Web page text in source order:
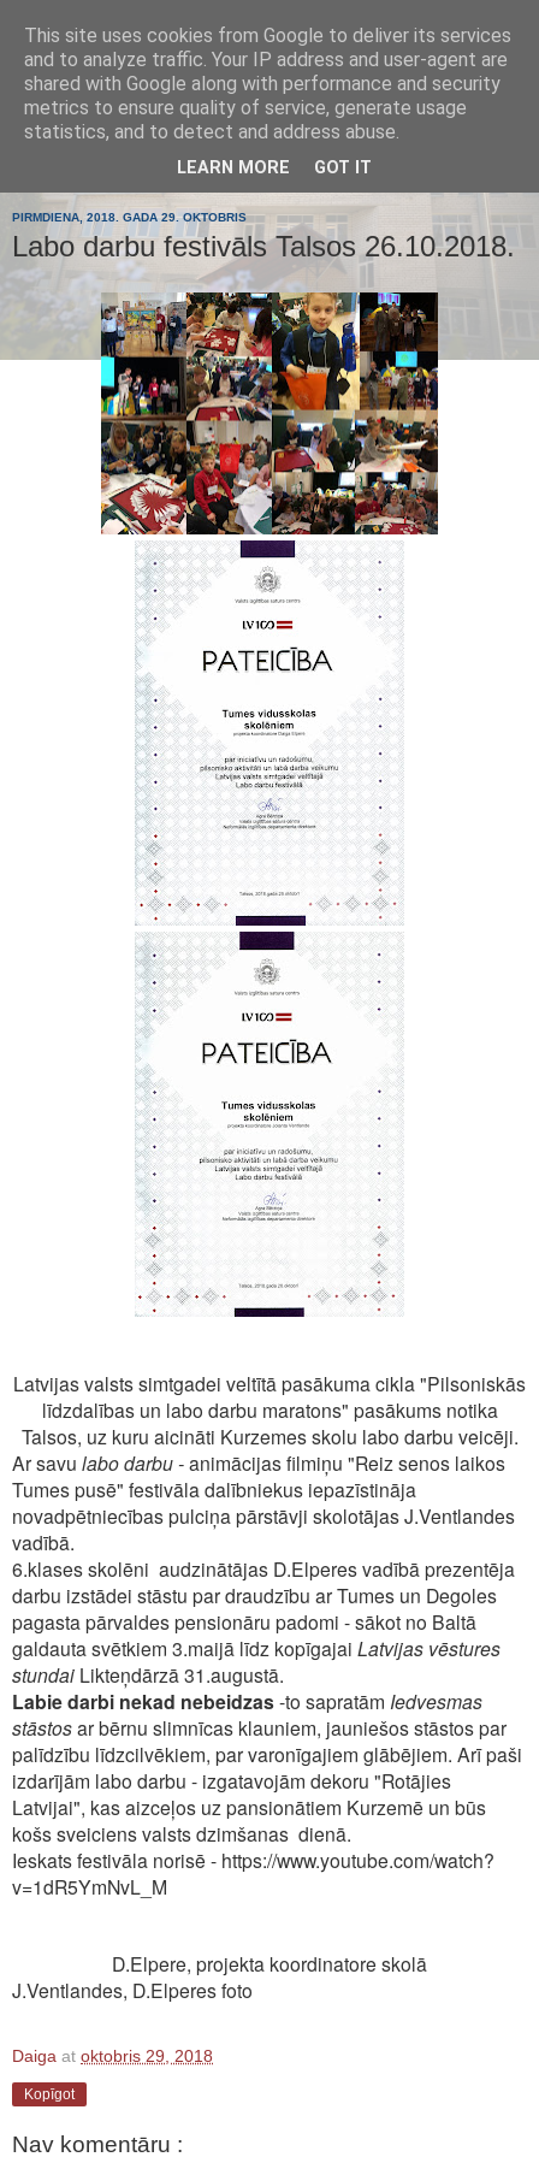
Tumes
pamatskola
PIRMDIENA, 2018. GADA 29. OKTOBRIS
Labo darbu festivāls Talsos 26.10.2018.
Latvijas valsts simtgadei veltītā pasākuma cikla "Pilsoniskās
līdzdalības un labo darbu maratons" pasākums notika
Talsos, uz kuru aicināti Kurzemes skolu labo darbu veicēji.
Ar savu labo darbu -animācijas filmiņu "Reiz senos laikos
Tumes pusē" festivāla dalībniekus iepazīstināja
novadpētniecības pulciņa pārstāvji skolotājas J.Ventlandes
vadībā.
6.klases skolēni audzinātājas D.Elperes vadībā prezentēja
darbu izstādei stāstu par draudzību ar Tumes un Degoles
pagasta pārvaldes pensionāru padomi - sākot no Baltā
galdauta svētkiem 3.maijā līdz kopīgajai Latvijas vēstures
stundai Likteņdārzā 31.augustā.
Labie darbi nekad nebeidzas-to sapratām Iedvesmas
stāstosar bērnu slimnīcas klauniem, jauniešos stāstos par
palīdzību līdzcilvēkiem, par varonīgajiem glābējiem. Arī paši
izdarījām labo darbu - izgatavojām dekoru "Rotājies
Latvijai", kas aizceļos uz pansionātiem Kurzemē un būs
košs sveiciens valsts dzimšanas dienā.
Ieskats festivāla norisē - https://www.youtube.com/watch?
v=1dR5YmNvL_M
D.Elpere, projekta koordinatore skolā
J.Ventlandes, D.Elperes foto
Daiga at oktobris 29, 2018
Kopīgot
Nav komentāru :
This site uses cookies from Google to deliver its services
and to analyze traffic. Your IP address and user-agent are
shared with Google along with performance and security
metrics to ensure quality of service, generate usage
statistics, and to detect and address abuse.
LEARN MORE GOT IT